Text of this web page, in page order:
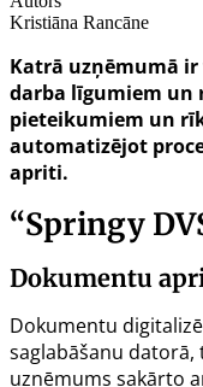
Kristiāna Rancāne
Katrā uzņēmumā
darba līgumiem
pieteikumiem un
automatizējot
apriti.
“Springy
Dokumentu
Dokumentu
saglabāšanu
uzņēmums sakārto